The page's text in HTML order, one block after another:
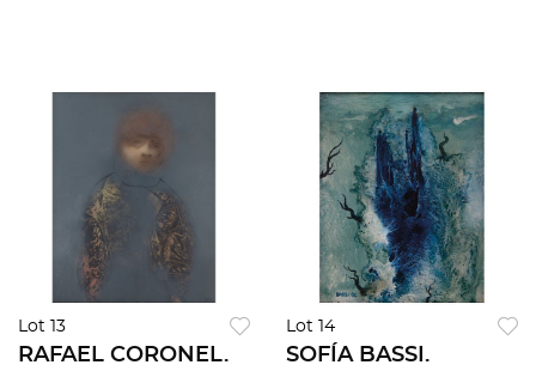
Lot 13
RAFAEL CORONEL.
Lot 14
SOFÍA BASSI.